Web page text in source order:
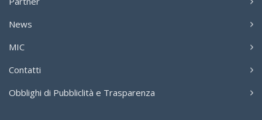
News
MIC
Contatti
Obblighi di Pubbliclità e Trasparenza